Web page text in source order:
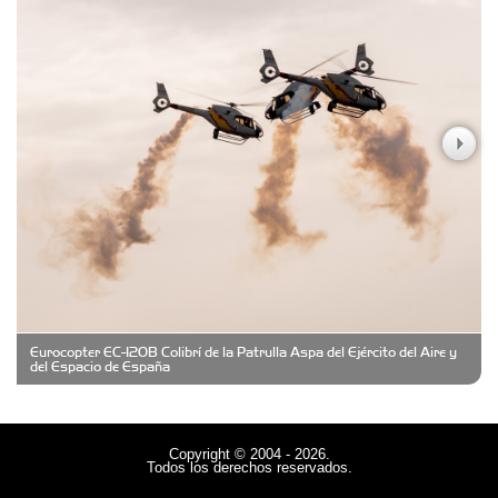
Carniceria y granja El Viejo Peña
Casa Berta
Clima Castelar
CONSERVAS YAMASIRO
Cubanico´s - Cubanitos Rellenos!
Eurocopter EC-120B Colibrí de la Patrulla Aspa del Ejército del Aire y
del Espacio de España
Copyright © 2004 - 2026.
Todos los derechos reservados.